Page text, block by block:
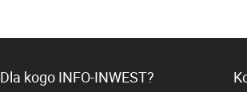
Dla kogo INFO-INWEST?